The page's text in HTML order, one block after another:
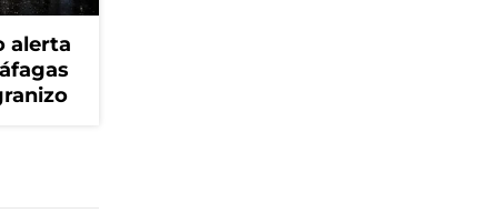
alerta